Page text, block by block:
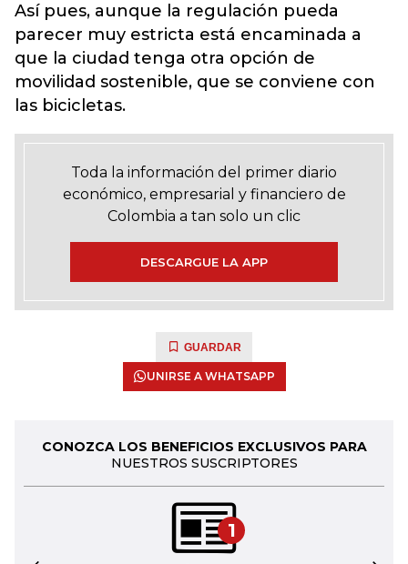
Así pues, aunque la regulación pueda
parecer muy estricta está encaminada a
que la ciudad tenga otra opción de
movilidad sostenible, que se conviene con
las bicicletas.
Toda la información del primer diario
económico, empresarial y financiero de
Colombia a tan solo un clic
DESCARGUE LA APP
GUARDAR
UNIRSE A WHATSAPP
CONOZCA LOS BENEFICIOS EXCLUSIVOS PARA
NUESTROS SUSCRIPTORES
1